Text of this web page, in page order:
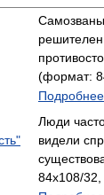
(формат:
Люди
видели
84x108/32,